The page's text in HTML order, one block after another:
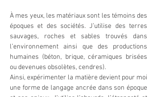
À mes yeux, les matériaux sont les témoins des
époques et des sociétés. J’utilise des terres
sauvages, roches et sables trouvés dans
l’environnement ainsi que des productions
humaines (béton, brique, céramiques brisées
ou devenues obsolètes, cendres).
Ainsi, expérimenter la matière devient pour moi
une forme de langage ancrée dans son époque